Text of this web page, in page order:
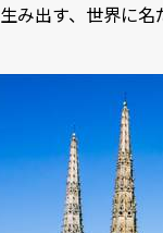
生み出す、世界に名